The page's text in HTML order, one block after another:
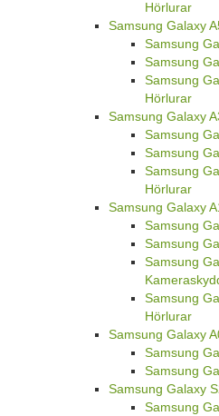
Hörlurar
Samsung Galaxy
Samsung
Samsung
Samsung
Hörlurar
Samsung Galaxy
Samsung
Samsung
Samsung
Hörlurar
Samsung Galaxy
Samsung
Samsung
Samsung
Samsung
Hörlurar
Samsung Galaxy
Samsung
Samsung
Samsung Galaxy
Samsung